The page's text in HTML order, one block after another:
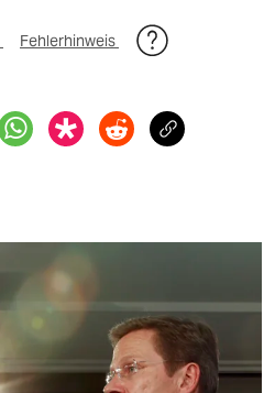
Fehlerhinweis